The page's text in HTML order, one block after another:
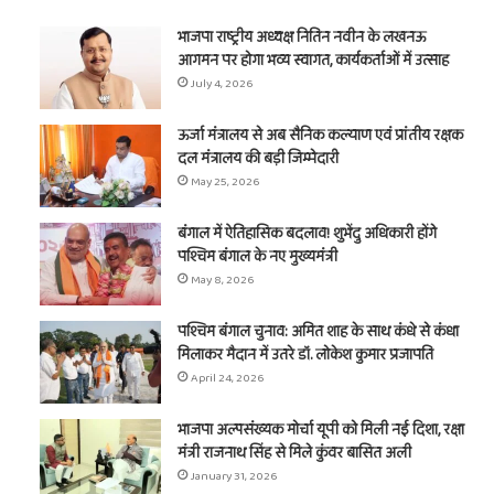
भाजपा राष्ट्रीय अध्यक्ष नितिन नवीन के लखनऊ
आगमन पर होगा भव्य स्वागत, कार्यकर्ताओं में उत्साह
July 4, 2026
ऊर्जा मंत्रालय से अब सैनिक कल्याण एवं प्रांतीय रक्षक
दल मंत्रालय की बड़ी जिम्मेदारी
May 25, 2026
बंगाल में ऐतिहासिक बदलाव! शुभेंदु अधिकारी होंगे
पश्चिम बंगाल के नए मुख्यमंत्री
May 8, 2026
पश्चिम बंगाल चुनाव: अमित शाह के साथ कंधे से कंधा
मिलाकर मैदान में उतरे डॉ. लोकेश कुमार प्रजापति
April 24, 2026
भाजपा अल्पसंख्यक मोर्चा यूपी को मिली नई दिशा, रक्षा
मंत्री राजनाथ सिंह से मिले कुंवर बासित अली
January 31, 2026